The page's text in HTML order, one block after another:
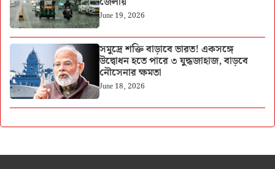
June 19, 2026
সমুদ্রে শক্তি বাড়াবে ভারত! একসঙ্গে
উদ্বোধন হতে পারে ৩ যুদ্ধজাহাজ, বাড়বে
নৌসেনার ক্ষমতা
June 18, 2026